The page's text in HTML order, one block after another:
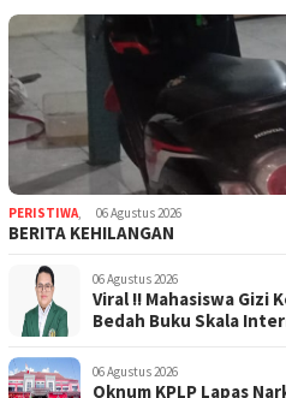
PERISTIWA, 06 Agustus 2026
BERITA KEHILANGAN
06 Agustus 2026
Viral !! Mahasiswa Gizi
Bedah Buku Skala
06 Agustus 2026
Oknum KPLP Lapas